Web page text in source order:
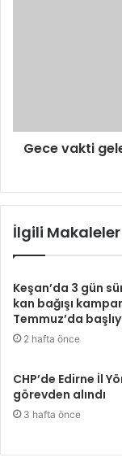
Gece vakti
İlgili Makaleler
Keşan’da 3 gün
kan bağışı
Temmuz’da
2 hafta önce
CHP’de Edirne İl
görevden alındı
3 hafta önce